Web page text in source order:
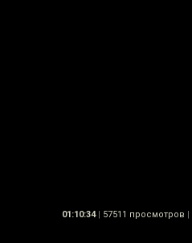
01:10:34 | 57511 просмотров |